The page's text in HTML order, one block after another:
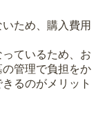
ため、購入費用
ているため、お
管理で負担をか
るのがメリット